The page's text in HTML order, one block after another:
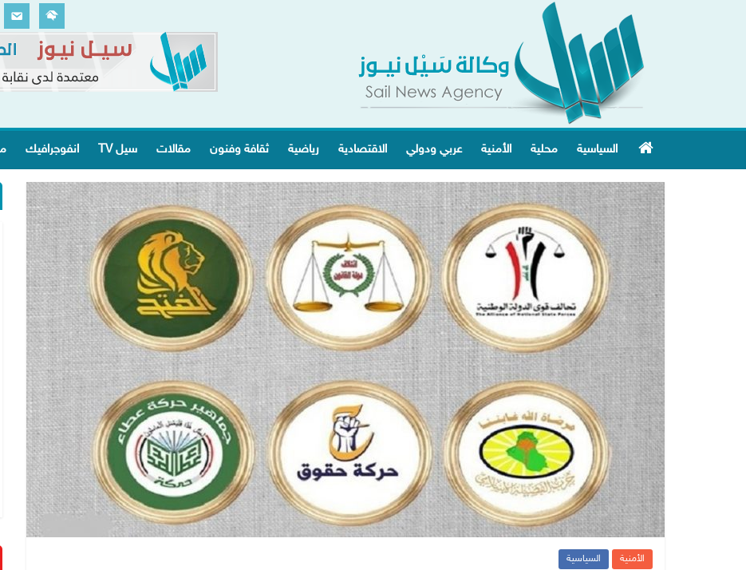
السياسية محلية الأمنية عربي ودولي الاقتصادية رياضية ثقافة وفنون مقالات سيل TV انفوجرافيك
الأمنية السياسية